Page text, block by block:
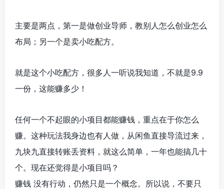
主要是两点，第一是做创业导师，教别人怎么创业怎么
布局；另一个是卖小吃配方。
就是这个小吃配方，很多人一听说我知道，不就是9.9
一份，这能赚多少！
任何一个不起眼的小项目都能赚钱，重点在于你怎么
赚。这种玩法我身边也有人做，从闲鱼直接导流过来，
九块九直接转账丢资料，就这么简单，一年也能搞几十
个。现在还觉得是小项目吗？
赚钱 没有行动，仍然只是一个概念。所以说，不要只